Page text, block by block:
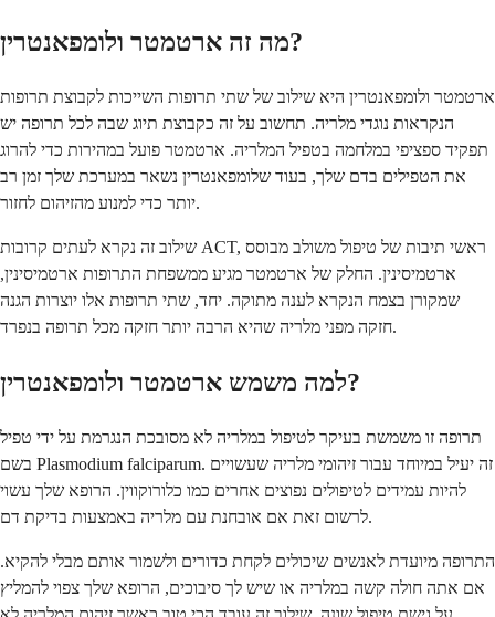
מה זה ארטמטר ולומפאנטרין?
ארטמטר ולומפאנטרין היא שילוב של שתי תרופות השייכות לקבוצת תרופות
הנקראות נוגדי מלריה. תחשוב על זה כקבוצת תיוג שבה לכל תרופה יש
תפקיד ספציפי במלחמה בטפיל המלריה. ארטמטר פועל במהירות כדי להרוג
את הטפילים בדם שלך, בעוד שלומפאנטרין נשאר במערכת שלך זמן רב
יותר כדי למנוע מהזיהום לחזור.
שילוב זה נקרא לעתים קרובות ACT, ראשי תיבות של טיפול משולב מבוסס
ארטמיסינין. החלק של ארטמטר מגיע ממשפחת התרופות ארטמיסינין,
שמקורן בצמח הנקרא לענה מתוקה. יחד, שתי תרופות אלו יוצרות הגנה
חזקה מפני מלריה שהיא הרבה יותר חזקה מכל תרופה בנפרד.
למה משמש ארטמטר ולומפאנטרין?
תרופה זו משמשת בעיקר לטיפול במלריה לא מסובכת הנגרמת על ידי טפיל
בשם Plasmodium falciparum. זה יעיל במיוחד עבור זיהומי מלריה שעשויים
להיות עמידים לטיפולים נפוצים אחרים כמו כלורוקווין. הרופא שלך עשוי
לרשום זאת אם אובחנת עם מלריה באמצעות בדיקת דם.
התרופה מיועדת לאנשים שיכולים לקחת כדורים ולשמור אותם מבלי להקיא.
אם אתה חולה קשה במלריה או שיש לך סיבוכים, הרופא שלך צפוי להמליץ